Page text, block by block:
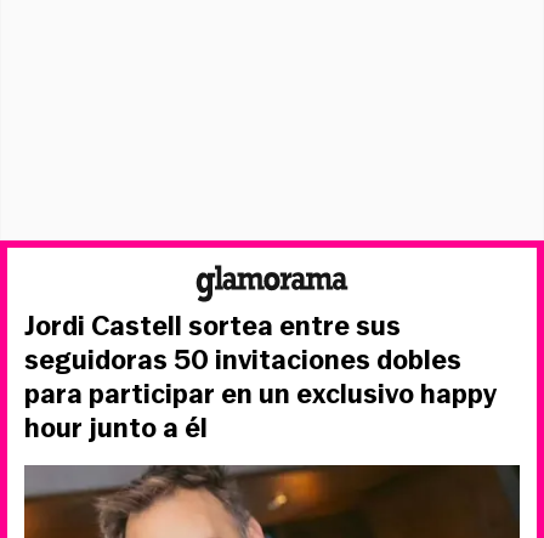
Jordi Castell sortea entre sus
seguidoras 50 invitaciones dobles
para participar en un exclusivo happy
hour junto a él